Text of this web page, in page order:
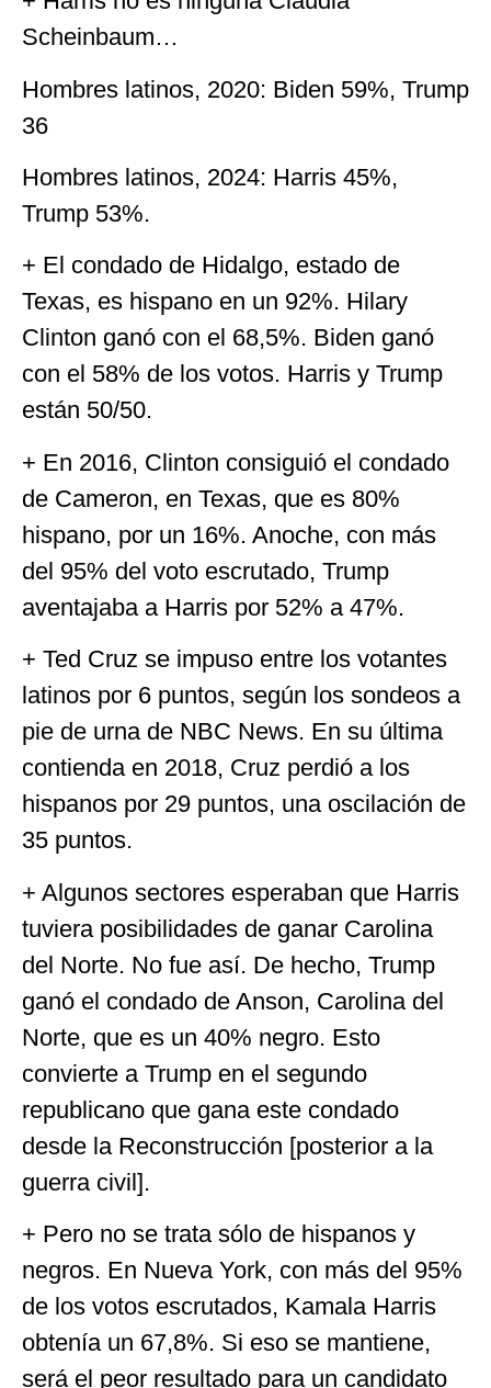
Scheinbaum…
Hombres latinos, 2020: Biden 59%, Trump
36
Hombres latinos, 2024: Harris 45%,
Trump 53%.
+ El condado de Hidalgo, estado de
Texas, es hispano en un 92%. Hilary
Clinton ganó con el 68,5%. Biden ganó
con el 58% de los votos. Harris y Trump
están 50/50.
+ En 2016, Clinton consiguió el condado
de Cameron, en Texas, que es 80%
hispano, por un 16%. Anoche, con más
del 95% del voto escrutado, Trump
aventajaba a Harris por 52% a 47%.
+ Ted Cruz se impuso entre los votantes
latinos por 6 puntos, según los sondeos a
pie de urna de NBC News. En su última
contienda en 2018, Cruz perdió a los
hispanos por 29 puntos, una oscilación de
35 puntos.
+ Algunos sectores esperaban que Harris
tuviera posibilidades de ganar Carolina
del Norte. No fue así. De hecho, Trump
ganó el condado de Anson, Carolina del
Norte, que es un 40% negro. Esto
convierte a Trump en el segundo
republicano que gana este condado
desde la Reconstrucción [posterior a la
guerra civil].
+ Pero no se trata sólo de hispanos y
negros. En Nueva York, con más del 95%
de los votos escrutados, Kamala Harris
obtenía un 67,8%. Si eso se mantiene,
será el peor resultado para un candidato